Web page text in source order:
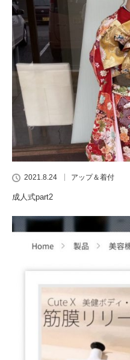
2021.8.24 アップ＆着付
成人式part2